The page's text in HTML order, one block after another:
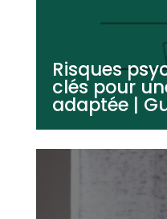
Risques
clés pour
adaptée |